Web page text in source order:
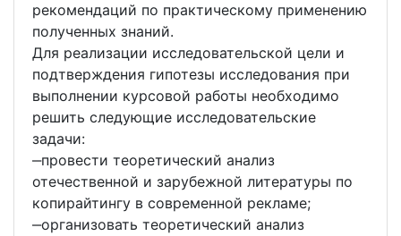
рекомендаций по практическому применению
полученных знаний.
Для реализации исследовательской цели и
подтверждения гипотезы исследования при
выполнении курсовой работы необходимо
решить следующие исследовательские
задачи:
‒провести теоретический анализ
отечественной и зарубежной литературы по
копирайтингу в современной рекламе;
‒организовать теоретический анализ